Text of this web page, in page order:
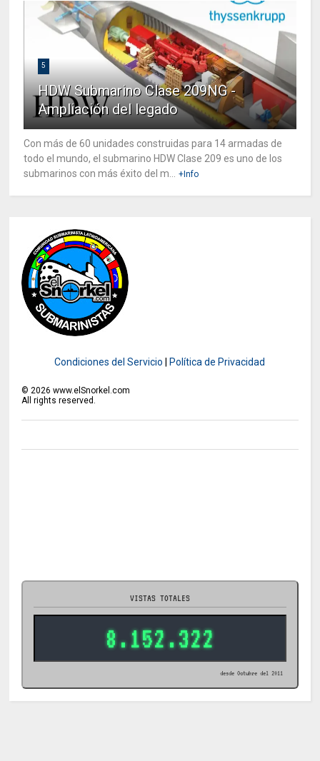
5
HDW Submarino Clase 209NG -
Ampliación del legado
Con más de 60 unidades construidas para 14 armadas de
todo el mundo, el submarino HDW Clase 209 es uno de los
submarinos con más éxito del m...
+Info
Condiciones del Servicio Política de Privacidad
© 2026 www.elSnorkel.com
All rights reserved.
VISTAS TOTALES
8.152.322
desde Octubre del 2011